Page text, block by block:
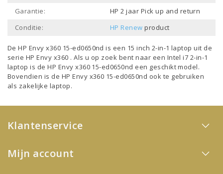
Garantie:
HP 2 jaar Pick up and return
Conditie:
HP Renew product
De HP Envy x360 15-ed0650nd is een 15 inch 2-in-1 laptop uit de
serie HP Envy x360 . Als u op zoek bent naar een Intel i7 2-in-1
laptopis de HP Envy x360 15-ed0650nd een geschikt model.
Bovendien is de HP Envy x360 15-ed0650nd ook te gebruiken
als zakelijke laptop.
Klantenservice
Mijn account